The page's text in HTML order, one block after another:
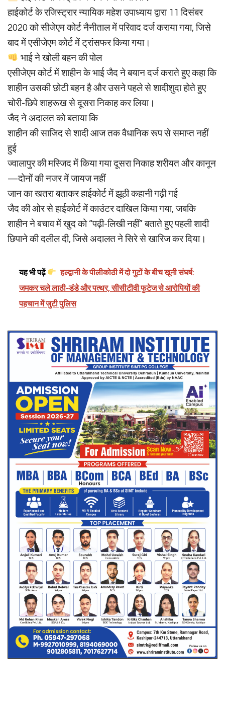
हाईकोर्ट के रजिस्ट्रार न्यायिक महेश उपाध्याय द्वारा 11 दिसंबर
2020 को सीजेएम कोर्ट नैनीताल में परिवाद दर्ज कराया गया, जिसे
बाद में एसीजेएम कोर्ट में ट्रांसफर किया गया।
भाई ने खोली बहन की पोल
एसीजेएम कोर्ट में शाहीन के भाई जैद ने बयान दर्ज कराते हुए कहा कि
शाहीन उसकी छोटी बहन है और उसने पहले से शादीशुदा होते हुए
चोरी-छिपे शाहरूख से दूसरा निकाह कर लिया।
जैद ने अदालत को बताया कि
शाहीन की साजिद से शादी आज तक वैधानिक रूप से समाप्त नहीं
हुई
ज्वालापुर की मस्जिद में किया गया दूसरा निकाह शरीयत और कानून
—दोनों की नजर में जायज नहीं
जान का खतरा बताकर हाईकोर्ट में झूठी कहानी गढ़ी गई
जैद की ओर से हाईकोर्ट में काउंटर दाखिल किया गया, जबकि
शाहीन ने बचाव में खुद को “पढ़ी-लिखी नहीं” बताते हुए पहली शादी
छिपाने की दलील दी, जिसे अदालत ने सिरे से खारिज कर दिया।
यह भी पढ़ें
हल्द्वानी के पीलीकोठी में दो गुटों के बीच खूनी संघर्ष:
जमकर चले लाठी-डंडे और पत्थर, सीसीटीवी फुटेज से आरोपियों की
पहचान में जुटी पुलिस